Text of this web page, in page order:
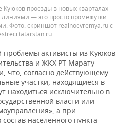
проезды в новых кварталах
— это просто промежутки
скриншот realnoevremya.ru с
проблемы активисты из Куюков
и ЖКХ РТ Марату
что, согласно действующему
участки, находящиеся в
находиться исключительно в
власти или
а при
населенного пункта